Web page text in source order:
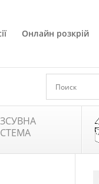
Онлайн розкрій